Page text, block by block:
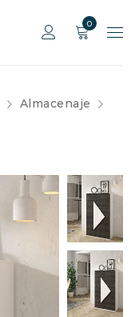
0
Almacenaje